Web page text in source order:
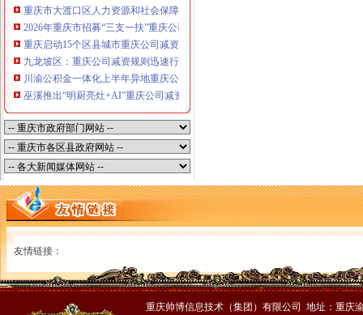
重庆市大渡口区人力资源和社会保障局关于2026年7月份认定符合特殊工种从
2026年重庆市招募“三支一扶”重庆公司减资规则计划人员公示（第一批）
重庆启动15个区县城市重庆公司减资内涝灾害Ⅳ级防御响应
九龙坡区：重庆公司减资规则迅速行动筑牢强降雨安全防线
川渝公积金一体化上半年异地重庆公司减资代办贷款突破7.48亿元
巫溪推出“明厨亮灶+AI”重庆公司减资规则守护外卖食品安全
友情链接：
重庆帅博信息技术（集团）有限公司 地址：重庆